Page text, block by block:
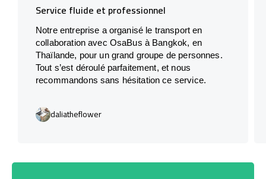
Service fluide et professionnel
Notre entreprise a organisé le transport en
collaboration avec OsaBus à Bangkok, en
Thaïlande, pour un grand groupe de personnes.
Tout s’est déroulé parfaitement, et nous
recommandons sans hésitation ce service.
daliatheflower